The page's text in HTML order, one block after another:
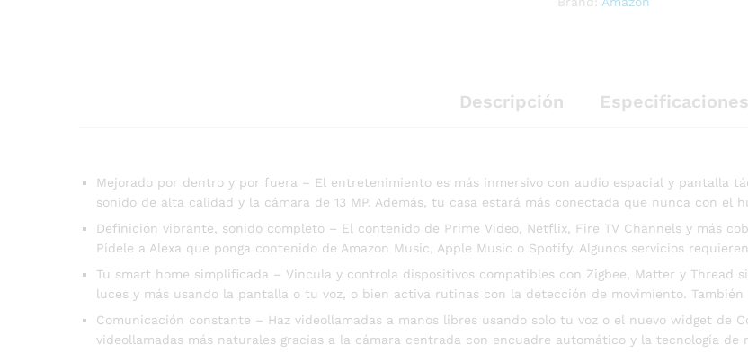
Descripción Especificaciones
Mejorado por dentro y por fuera – El entretenimiento es más inmersivo con audio espacial y pantalla
sonido de alta calidad y la cámara de 13 MP. Además, tu casa estará más conectada que nunca con el
Definición vibrante, sonido completo – El contenido de Prime Video, Netflix, Fire TV Channels y más
Pídele a Alexa que ponga contenido de Amazon Music, Apple Music o Spotify. Algunos servicios
Tu smart home simplificada – Vincula y controla dispositivos compatibles con Zigbee, Matter y Thread
luces y más usando la pantalla o tu voz, o bien activa rutinas con la detección de movimiento.
Comunicación constante – Haz videollamadas a manos libres usando solo tu voz o el nuevo widget de
videollamadas más naturales gracias a la cámara centrada con encuadre automático y la tecnología de